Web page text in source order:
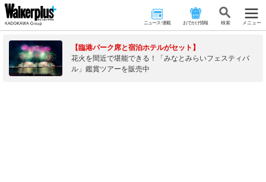
ニュース･連載 おでかけ情報 検 索 メニュー
【臨港パーク席と宿泊ホテルがセット】
花火を間近で堪能できる！「みなとみらいフェスティバ
ル」鑑賞ツアーを販売中